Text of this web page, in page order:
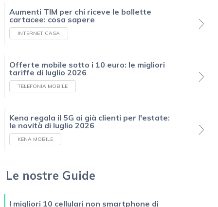
Aumenti TIM per chi riceve le bollette
cartacee: cosa sapere
INTERNET CASA
Offerte mobile sotto i 10 euro: le migliori
tariffe di luglio 2026
TELEFONIA MOBILE
Kena regala il 5G ai già clienti per l'estate:
le novità di luglio 2026
KENA MOBILE
Le nostre Guide
I migliori 10 cellulari non smartphone di